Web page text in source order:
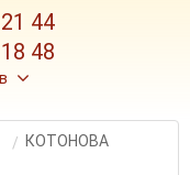
44
48
КОТОНОВА